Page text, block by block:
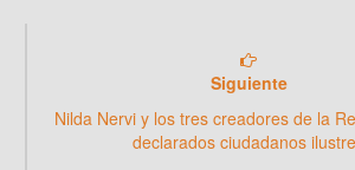
Siguiente
Nilda Nervi y los tres creadores de la
declarados ciudadanos